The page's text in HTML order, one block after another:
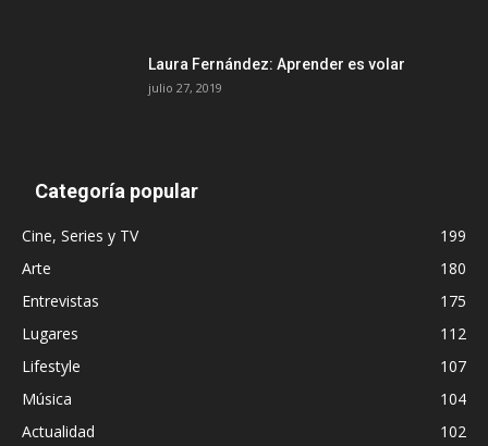
Laura Fernández: Aprender es volar
julio 27, 2019
Categoría popular
Cine, Series y TV
199
Arte
180
Entrevistas
175
Lugares
112
Lifestyle
107
Música
104
Actualidad
102